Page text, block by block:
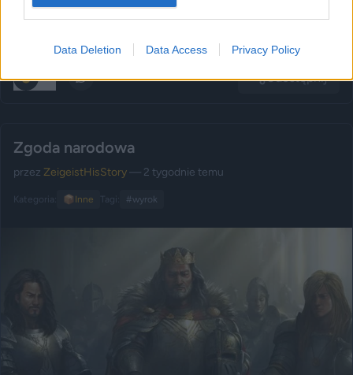
Data Deletion Data Access Privacy Policy
Zaloguj się
175 11 Udostępnij
Zgoda narodowa
przez ZeigeistHisStory— 2 tygodnie temu
Kategoria: 📦 Inne Tagi: #wyrok